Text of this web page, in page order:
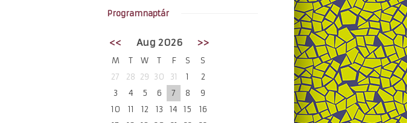
Programnaptár
<< Aug 2026 >>
M T W T F S
S
27
28 29 30 31 1
2
3
4 5 6 7 8
9
10
11 12 13 14 15
16